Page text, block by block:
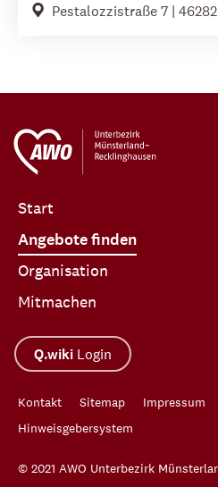
Pestalozzistraße 7 |
Start
Angebote finden
Organisation
Mitmachen
Q.wiki Login
© 2021 AWO Unterbezirk
Kontakt Sitemap Impressum
Hinweisgebersystem